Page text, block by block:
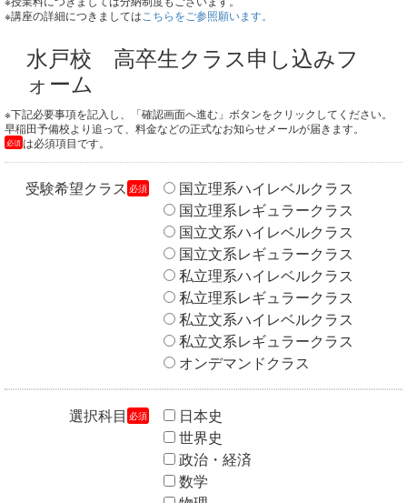
※講座の詳細につきましては こちらをご参照願います。
水戸校 高卒生クラス申し込みフ
ォーム
※下記必要事項を記入し、「確認画面へ進む」ボタンをクリックしてください。
早稲田予備校より追って、料金などの正式なお知らせメールが届きます。
必須は必須項目です。
受験希望クラス必須
国立理系ハイレベルクラス
国立理系レギュラークラス
国立文系ハイレベルクラス
国立文系レギュラークラス
私立理系ハイレベルクラス
私立理系レギュラークラス
私立文系ハイレベルクラス
私立文系レギュラークラス
オンデマンドクラス
選択科目必須
日本史
世界史
政治・経済
数学